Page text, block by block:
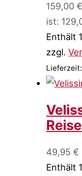
159,00 €
ist:
Enthält
zzgl.
49,95€
Enthält